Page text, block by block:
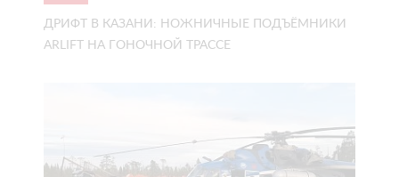
ДРИФТ В КАЗАНИ: НОЖНИЧНЫЕ ПОДЪЁМНИКИ
ARLIFT НА ГОНОЧНОЙ ТРАССЕ